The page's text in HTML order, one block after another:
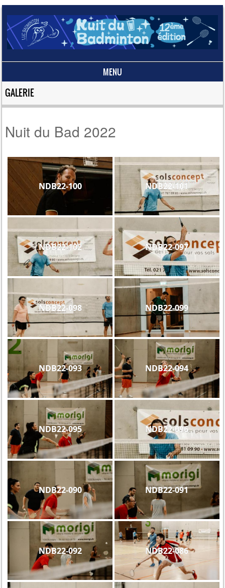
MENU
Skip to content
GALERIE
Nuit du Bad 2022
NDB22-100 NDB22-101
NDB22-102 NDB22-097
NDB22-098 NDB22-099
NDB22-093 NDB22-094
NDB22-095 NDB22-096
NDB22-090 NDB22-091
NDB22-092 NDB22-086